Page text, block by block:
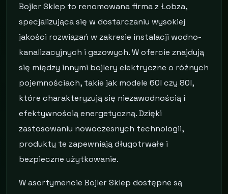
Bojler Sklep to renomowana firma z Łobza,
specjalizująca się w dostarczaniu wysokiej
jakości rozwiązań w zakresie instalacji wodno-
kanalizacyjnych i gazowych. W ofercie znajdują
się między innymi bojlery elektryczne o różnych
pojemnościach, takie jak modele 60l czy 80l,
które charakteryzują się niezawodnością i
efektywnością energetyczną. Dzięki
zastosowaniu nowoczesnych technologii,
produkty te zapewniają długotrwałe i
bezpieczne użytkowanie.
W asortymencie Bojler Sklep dostępne są